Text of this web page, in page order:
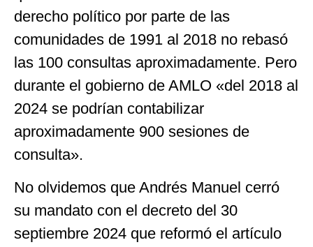
derecho político por parte de las
comunidades de 1991 al 2018 no rebasó
las 100 consultas aproximadamente. Pero
durante el gobierno de AMLO «del 2018 al
2024 se podrían contabilizar
aproximadamente 900 sesiones de
consulta».
No olvidemos que Andrés Manuel cerró
su mandato con el decreto del 30
septiembre 2024 que reformó el artículo